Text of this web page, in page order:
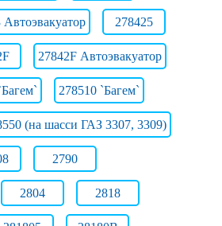
Автоэвакуатор 278425
27842F Автоэвакуатор
278510 `Багем`
(на шасси ГАЗ 3307, 3309)
2790
2804 2818